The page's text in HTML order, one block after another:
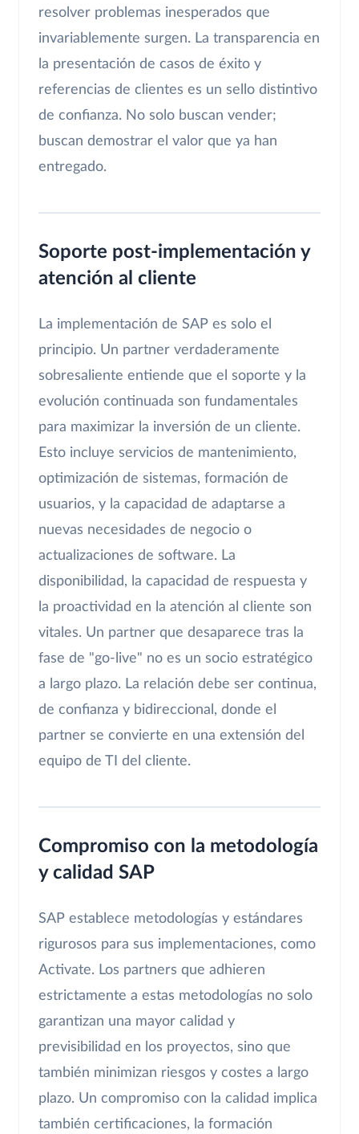
resolver problemas inesperados que
invariablemente surgen. La transparencia en
la presentación de casos de éxito y
referencias de clientes es un sello distintivo
de confianza. No solo buscan vender;
buscan demostrar el valor que ya han
entregado.
Soporte post-implementación y
atención al cliente
La implementación de SAP es solo el
principio. Un partner verdaderamente
sobresaliente entiende que el soporte y la
evolución continuada son fundamentales
para maximizar la inversión de un cliente.
Esto incluye servicios de mantenimiento,
optimización de sistemas, formación de
usuarios, y la capacidad de adaptarse a
nuevas necesidades de negocio o
actualizaciones de software. La
disponibilidad, la capacidad de respuesta y
la proactividad en la atención al cliente son
vitales. Un partner que desaparece tras la
fase de "go-live" no es un socio estratégico
a largo plazo. La relación debe ser continua,
de confianza y bidireccional, donde el
partner se convierte en una extensión del
equipo de TI del cliente.
Compromiso con la metodología
y calidad SAP
SAP establece metodologías y estándares
rigurosos para sus implementaciones, como
Activate. Los partners que adhieren
estrictamente a estas metodologías no solo
garantizan una mayor calidad y
previsibilidad en los proyectos, sino que
también minimizan riesgos y costes a largo
plazo. Un compromiso con la calidad implica
también certificaciones, la formación